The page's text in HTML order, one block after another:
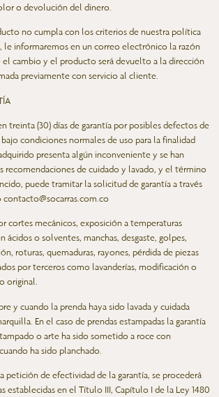
o devolución del dinero.
no cumpla con los criterios de nuestra política
le informaremos en un correo electrónico la razón
cambio y el producto será devuelto a la dirección
previamente con servicio al cliente.
treinta (30) días de garantía por posibles defectos de
condiciones normales de uso para la finalidad
presenta algún inconveniente y se han
recomendaciones de cuidado y lavado, y el término
puede tramitar la solicitud de garantía a través
contacto@socarras.com.co
cortes mecánicos, exposición a temperaturas
ácidos o solventes, manchas, desgaste, golpes,
roturas, quemaduras, rayones, pérdida de piezas
por terceros como lavanderías, modificación o
original.
y cuando la prenda haya sido lavada y cuidada
En el caso de prendas estampadas la garantía
o arte ha sido sometido a roce con
ha sido planchado.
petición de efectividad de la garantía, se procederá
establecidas en el Título III, Capítulo I de la Ley 1480